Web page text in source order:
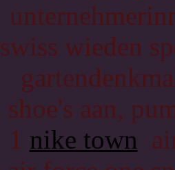
swiss wieden
shoe's aan,
1 nike town